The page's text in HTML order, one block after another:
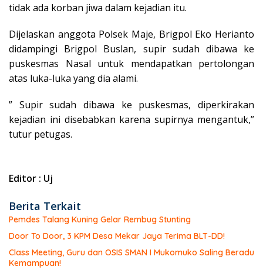
tidak ada korban jiwa dalam kejadian itu.
Dijelaskan anggota Polsek Maje, Brigpol Eko Herianto
didampingi Brigpol Buslan, supir sudah dibawa ke
puskesmas Nasal untuk mendapatkan pertolongan
atas luka-luka yang dia alami.
” Supir sudah dibawa ke puskesmas, diperkirakan
kejadian ini disebabkan karena supirnya mengantuk,”
tutur petugas.
Editor : Uj
Berita Terkait
Pemdes Talang Kuning Gelar Rembug Stunting
Door To Door, 3 KPM Desa Mekar Jaya Terima BLT-DD!
Class Meeting, Guru dan OSIS SMAN I Mukomuko Saling Beradu
Kemampuan!